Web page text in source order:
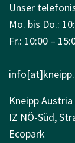
Unser
Mo. bis Do.:
Fr.: 10:00 –
Kneipp Austria
IZ NÖ-Süd,
Ecopark